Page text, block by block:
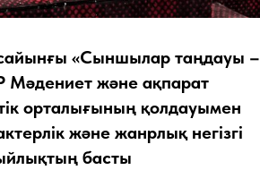
«Сыншылар таңдауы –
Мәдениет және ақпарат
орталығының қолдауымен
және жанрлық негізгі
басты